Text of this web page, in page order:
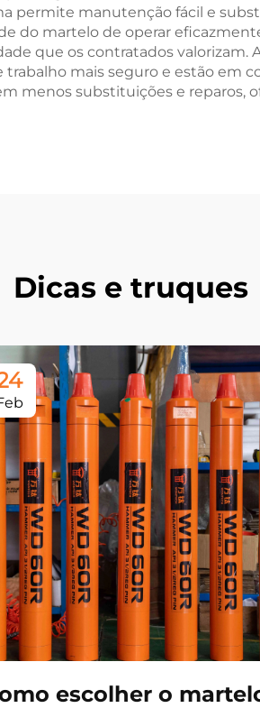
permite manutenção fácil e
do martelo de operar
que os contratados valorizam.
mais seguro e estão em
menos substituições e reparos,
Dicas e truques
escolher o